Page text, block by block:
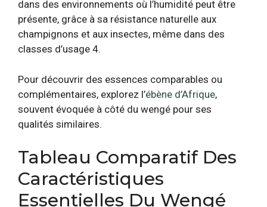
dans des environnements où l’humidité peut être
présente, grâce à sa résistance naturelle aux
champignons et aux insectes, même dans des
classes d’usage 4.
Pour découvrir des essences comparables ou
complémentaires, explorez l’ébène d’Afrique,
souvent évoquée à côté du wengé pour ses
qualités similaires.
Tableau Comparatif Des
Caractéristiques
Essentielles Du Wengé